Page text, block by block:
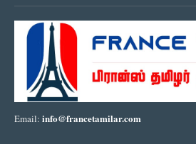
Email: info@francetamilar.com